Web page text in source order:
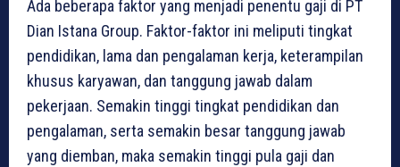
Ada beberapa faktor yang menjadi penentu gaji di PT
Dian Istana Group. Faktor-faktor ini meliputi tingkat
pendidikan, lama dan pengalaman kerja, keterampilan
khusus karyawan, dan tanggung jawab dalam
pekerjaan. Semakin tinggi tingkat pendidikan dan
pengalaman, serta semakin besar tanggung jawab
yang diemban, maka semakin tinggi pula gaji dan